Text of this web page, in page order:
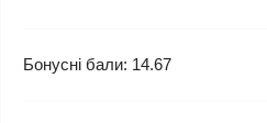
Бонусні бали: 14.67